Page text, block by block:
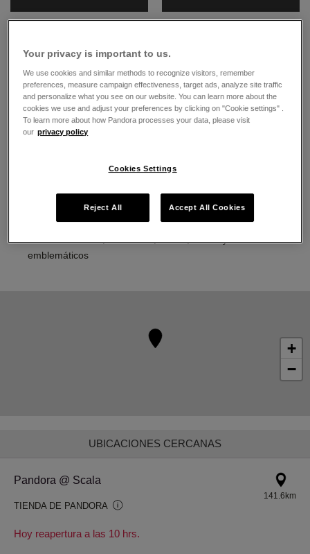
Lunes
Martes
10:00
Miércoles
10:00-20:00
Jueves
10:00-20:00
Viernes
10:00-20:00
Sábado
10:00
Domingo
Acerca de Joyería Pandora
Joyería contemporánea acabada a mano
La más alta calidad de oro 14K, plata esterlina y metales
Pandora Rose
emblemáticos
+
−
UBICACIONES CERCANAS
Pandora @ Scala
TIENDA DE PANDORA
Hoy reapertura a las 10 hrs.
141.6km
Your privacy is important to us.
We use cookies and similar methods to recognize visitors, remember
preferences, measure campaign effectiveness, target ads, analyze site traffic
and personalize what you see on our website. You can learn more about the
cookies we use and adjust your preferences by clicking on "Cookie settings" .
To learn more about how Pandora processes your data, please visit
our privacy policy
Cookies Settings
Reject All Accept All Cookies